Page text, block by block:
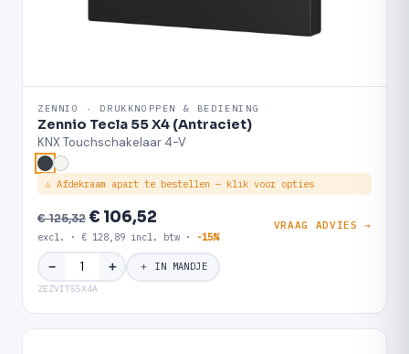
ZENNIO · DRUKKNOPPEN & BEDIENING
Zennio Tecla 55 X4 (Antraciet)
KNX Touchschakelaar 4-V
⚠ Afdekraam apart te bestellen — klik voor opties
€ 125,32€ 106,52
excl. · € 128,89 incl. btw · -15%
VRAAG ADVIES →
− ＋ ＋ IN MANDJE
ZEZVIT55X4A